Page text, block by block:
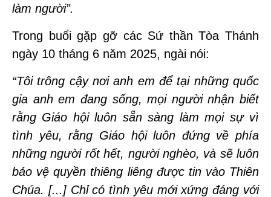
làm người”.
Trong buổi gặp gỡ các Sứ thần Tòa Thánh
ngày 10 tháng 6 năm 2025, ngài nói:
“Tôi trông cậy nơi anh em để tại những quốc
gia anh em đang sống, mọi người nhận biết
rằng Giáo hội luôn sẵn sàng làm mọi sự vì
tình yêu, rằng Giáo hội luôn đứng về phía
những người rốt hết, người nghèo, và sẽ luôn
bảo vệ quyền thiêng liêng được tin vào Thiên
Chúa. [...] Chỉ có tình yêu mới xứng đáng với